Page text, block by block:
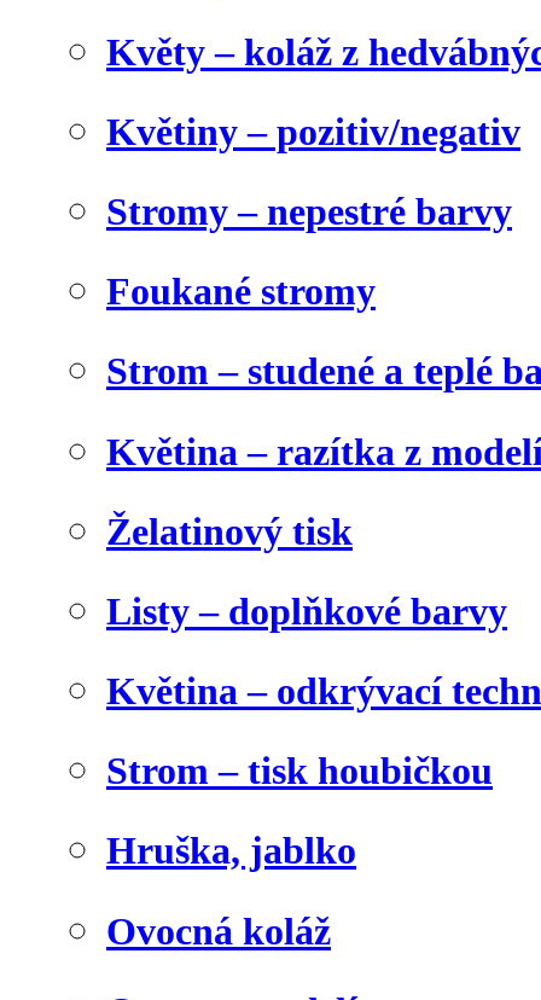
Květy – koláž z
Květiny – pozitiv/negativ
Stromy – nepestré barvy
Foukané stromy
Strom – studené a teplé
Květina – razítka z
Želatinový tisk
Listy – doplňkové barvy
Květina – odkrývací
Strom – tisk houbičkou
Hruška, jablko
Ovocná koláž